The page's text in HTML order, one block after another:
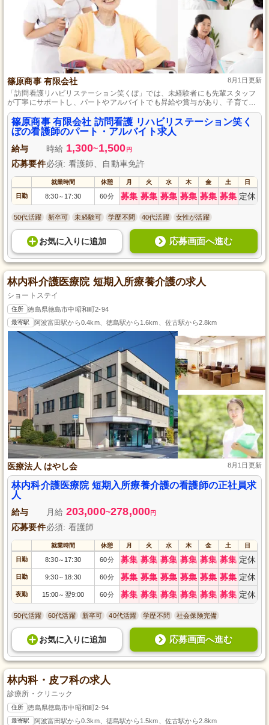
篠原商事 有限会社 8月1日更新
「訪問看護リハビリステーション笑くぼ」では、未経験者にも先輩スタッフ
が丁寧にサポートし、パートやアルバイトでも昇給や賞与があり、子育て中
やプライベートを重視する方でも働きやすい柔軟な勤務体制を整えていま
す。将来的には正社員への道もあります。
篠原商事 有限会社 訪問看護 リハビリステーション笑く
ぼの看護師のパート・アルバイト求人
給与 時給 1,300~1,500 円
応募要件必須: 看護師、自動車免許
就業時間 休憩 月 火 水 木 金 土 日
日勤 8:30～ 17:30 60分 募集 募集 募集 募集 募集 募集 定休
50代活躍 新卒可 未経験可 学歴不問 40代活躍 女性が活躍
お気に入り に追加 応募画面へ進む
林内科介護医療院 短期入所療養介護の求人
ショートステイ
住所 徳島県徳島市中昭和町2-94
最寄駅 阿波富田駅から0.4km、徳島駅から1.6km、佐古駅から2.8km
医療法人 はやし会 8月1日更新
林内科介護医療院 短期入所療養介護の看護師の正社員求
人
給与 月給 203,000~278,000円
応募要件必須: 看護師
就業時間 休憩 月 火 水 木 金 土 日
日勤 8:30～ 17:30 60分 募集 募集 募集 募集 募集 募集 定休
日勤 9:30～ 18:30 60分 募集 募集 募集 募集 募集 募集 定休
夜勤 15:00～ 翌9:00 60分 募集 募集 募集 募集 募集 募集 定休
50代活躍 60代活躍 新卒可 40代活躍 学歴不問 社会保険完備
お気に入り に追加 応募画面へ進む
林内科・皮フ科の求人
診療所・クリニック
住所 徳島県徳島市中昭和町2-94
最寄駅 阿波富田駅から0.3km、徳島駅から1.5km、佐古駅から2.8km